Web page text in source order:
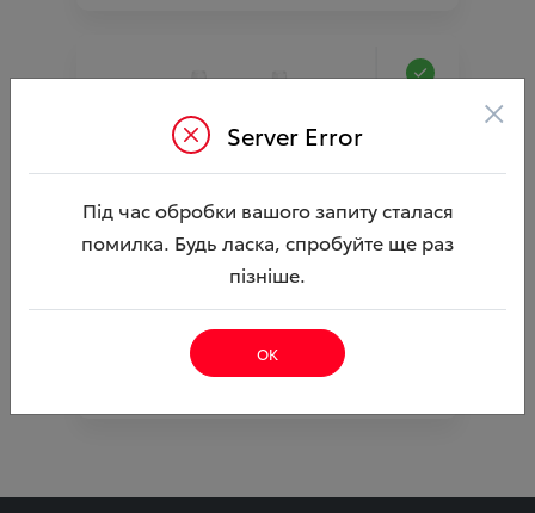
Комплект клапанів тиску шин (TOYOTA)
Ціна з встановленням
Підходить для автомобіля :
HIGHLANDER;
Server Error ×
Під час обробки вашого запиту сталася
помилка. Будь ласка, спробуйте ще раз
пізніше.
ОК